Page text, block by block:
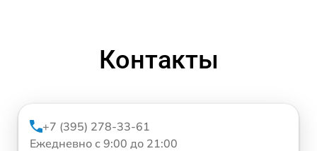
Контакты
+7 (395) 278-33-61
Ежедневно с 9:00 до 21:00